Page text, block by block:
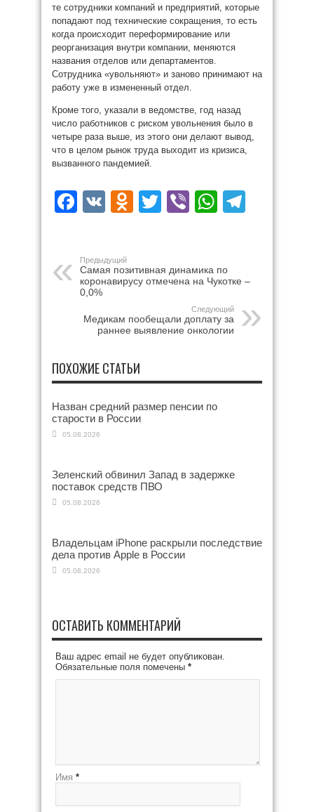
те сотрудники компаний и предприятий, которые
попадают под технические сокращения, то есть
когда происходит переформирование или
реорганизация внутри компании, меняются
названия отделов или департаментов.
Сотрудника «увольняют» и заново принимают на
работу уже в измененный отдел.
Кроме того, указали в ведомстве, год назад
число работников с риском увольнения было в
четыре раза выше, из этого они делают вывод,
что в целом рынок труда выходит из кризиса,
вызванного пандемией.
Facebook
VK Odnoklassniki
Twitter
Viber
Предыдущий
Самая позитивная динамика по
коронавирусу отмечена на Чукотке –
0,0%
Следующий
Медикам пообещали доплату за
раннее выявление онкологии
ПОХОЖИЕ СТАТЬИ
Назван средний размер пенсии по
старости в России
05.08.2026
Зеленский обвинил Запад в задержке
поставок средств ПВО
05.08.2026
Владельцам iPhone раскрыли последствие
дела против Apple в России
05.08.2026
ОСТАВИТЬ КОММЕНТАРИЙ
Ваш адрес email не будет опубликован.
Обязательные поля помечены *
Имя *